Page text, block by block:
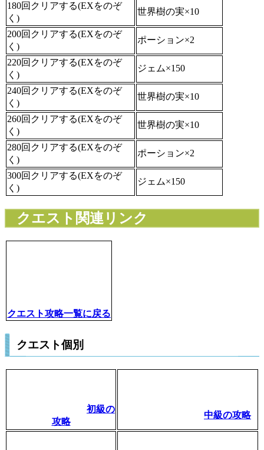
180回クリアする(EXをのぞ
く)
世界樹の実×10
200回クリアする(EXをのぞ
く)
ポーション×2
220回クリアする(EXをのぞ
く)
ジェム×150
240回クリアする(EXをのぞ
く)
世界樹の実×10
260回クリアする(EXをのぞ
く)
世界樹の実×10
280回クリアする(EXをのぞ
く)
ポーション×2
300回クリアする(EXをのぞ
く)
ジェム×150
クエスト関連リンク
クエスト攻略一覧に戻る
クエスト個別
初級の
攻略
中級の攻略